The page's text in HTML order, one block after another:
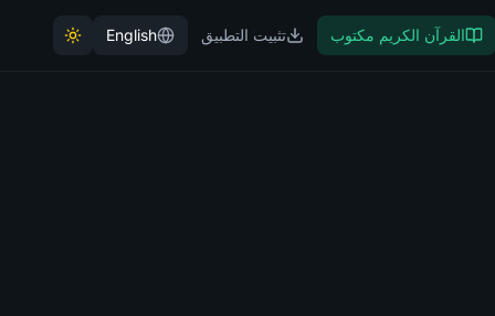
القرآن الكريم مكتوب تثبيت التطبيق English